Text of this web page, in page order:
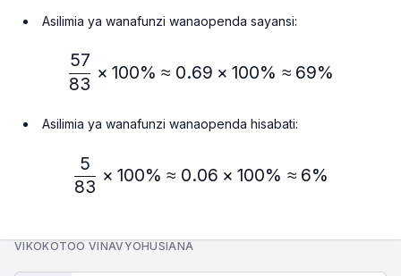
Asilimia ya wanafunzi wanaopenda sayansi:
\frac{57}{83} × 100\% ≈
83
57
× 100% ≈ 0.69 × 100% ≈ 69%
Asilimia ya wanafunzi wanaopenda hisabati:
\frac{5}{83} × 100\% ≈
83
5
× 100% ≈ 0.06 × 100% ≈ 6%
VIKOKOTOO VINAVYOHUSIANA